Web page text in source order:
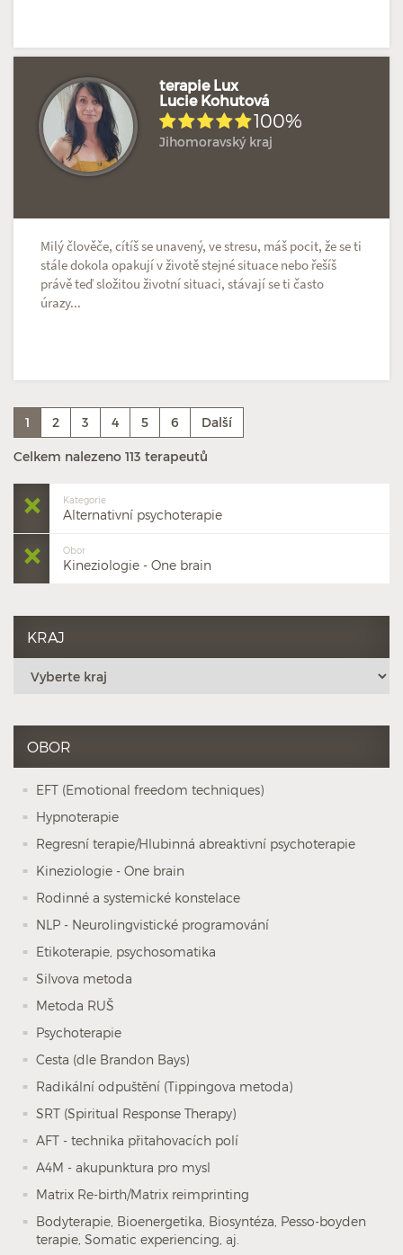
terapie Lux
Lucie Kohutová
100%
Jihomoravský kraj
Milý člověče, cítíš se unavený, ve stresu, máš pocit, že se ti
stále dokola opakují v životě stejné situace nebo řešíš
právě teď složitou životní situaci, stávají se ti často
úrazy...
1 2 3 4 5 6 Další
Celkem nalezeno 113 terapeutů
Kategorie
Alternativní psychoterapie
Obor
Kineziologie - One brain
KRAJ
OBOR
EFT (Emotional freedom techniques)
Hypnoterapie
Regresní terapie/Hlubinná abreaktivní psychoterapie
Kineziologie - One brain
Rodinné a systemické konstelace
NLP - Neurolingvistické programování
Etikoterapie, psychosomatika
Silvova metoda
Metoda RUŠ
Psychoterapie
Cesta (dle Brandon Bays)
Radikální odpuštění (Tippingova metoda)
SRT (Spiritual Response Therapy)
AFT - technika přitahovacích polí
A4M - akupunktura pro mysl
Matrix Re-birth/Matrix reimprinting
Bodyterapie, Bioenergetika, Biosyntéza, Pesso-boyden
terapie, Somatic experiencing, aj.